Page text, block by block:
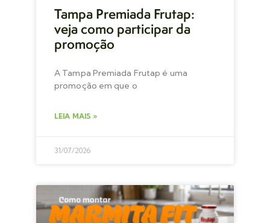
Tampa Premiada Frutap:
veja como participar da
promoção
A Tampa Premiada Frutap é uma
promoção em que o
LEIA MAIS »
31/07/2026